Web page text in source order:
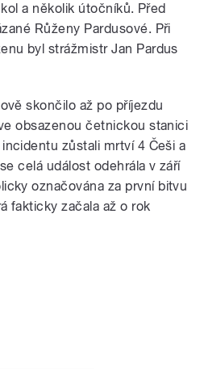
a několik útočníků. Před
Růženy Pardusové. Při
byl strážmistr Jan Pardus
skončilo až po příjezdu
obsazenou četnickou stanici
zůstali mrtví 4 Češi a
celá událost odehrála v září
označována za první bitvu
fakticky začala až o rok